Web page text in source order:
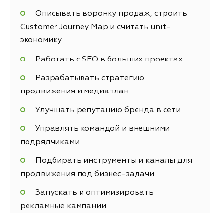
Описывать воронку продаж, строить
Customer Journey Map и считать unit-
экономику
Работать с SEO в больших проектах
Разрабатывать стратегию
продвижения и медиаплан
Улучшать репутацию бренда в сети
Управлять командой и внешними
подрядчиками
Подбирать инструменты и каналы для
продвижения под бизнес-задачи
Запускать и оптимизировать
рекламные кампании